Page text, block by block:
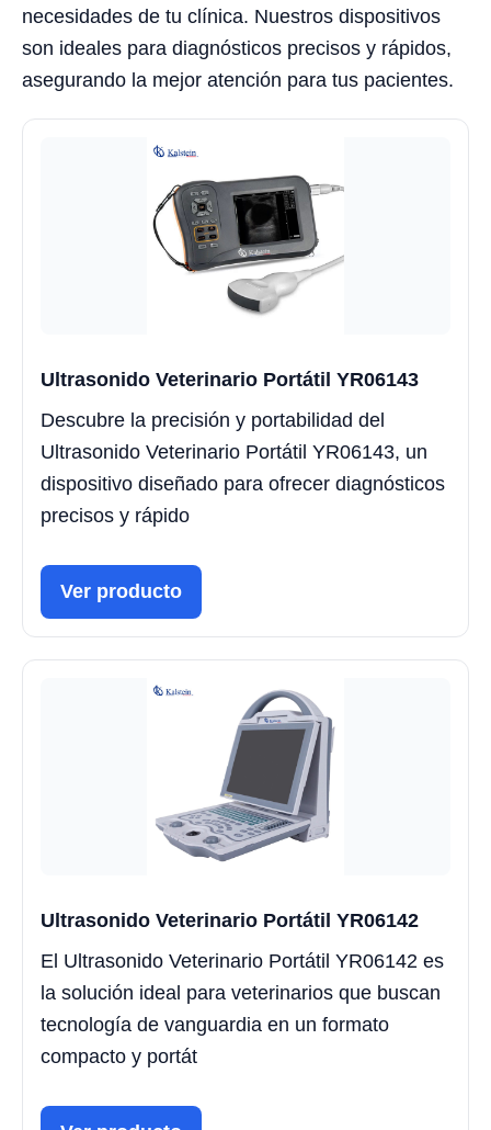
necesidades de tu clínica. Nuestros dispositivos
son ideales para diagnósticos precisos y rápidos,
asegurando la mejor atención para tus pacientes.
Ultrasonido Veterinario Portátil YR06143
Descubre la precisión y portabilidad del
Ultrasonido Veterinario Portátil YR06143, un
dispositivo diseñado para ofrecer diagnósticos
precisos y rápido
Ver producto
Ultrasonido Veterinario Portátil YR06142
El Ultrasonido Veterinario Portátil YR06142 es
la solución ideal para veterinarios que buscan
tecnología de vanguardia en un formato
compacto y portát